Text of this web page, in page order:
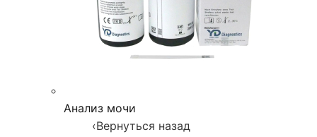
Анализ мочи
‹Вернуться назад